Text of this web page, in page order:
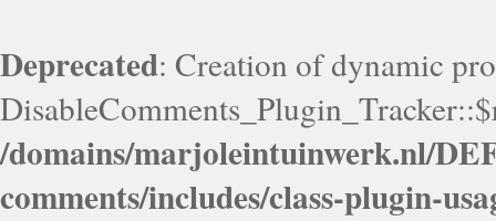
Deprecated: Creation of dynamic
/domains/marjoleintuinwerk.nl/
comments/includes/class-plugin-